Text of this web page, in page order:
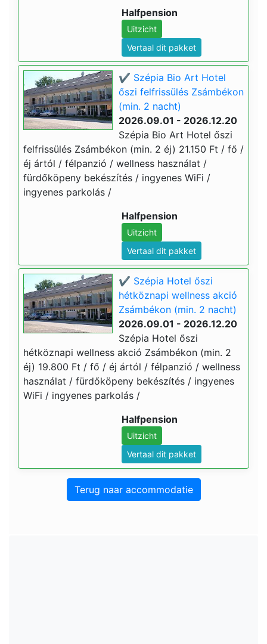
Halfpension
Uitzicht
Vertaal dit pakket
✔️ Szépia Bio Art Hotel
őszi felfrissülés Zsámbékon
(min. 2 nacht)
2026.09.01 - 2026.12.20
Szépia Bio Art Hotel őszi
felfrissülés Zsámbékon (min. 2 éj) 21.150 Ft / fő /
éj ártól / félpanzió / wellness használat /
fürdőköpeny bekészítés / ingyenes WiFi /
ingyenes parkolás /
Halfpension
Uitzicht
Vertaal dit pakket
✔️ Szépia Hotel őszi
hétköznapi wellness akció
Zsámbékon (min. 2 nacht)
2026.09.01 - 2026.12.20
Szépia Hotel őszi
hétköznapi wellness akció Zsámbékon (min. 2
éj) 19.800 Ft / fő / éj ártól / félpanzió / wellness
használat / fürdőköpeny bekészítés / ingyenes
WiFi / ingyenes parkolás /
Halfpension
Uitzicht
Vertaal dit pakket
Terug naar accommodatie